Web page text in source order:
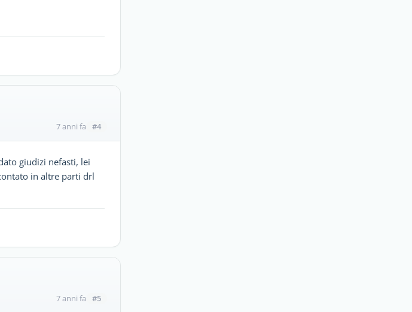
7 anni fa #4
giudizi nefasti, lei
in altre parti drl
7 anni fa #5